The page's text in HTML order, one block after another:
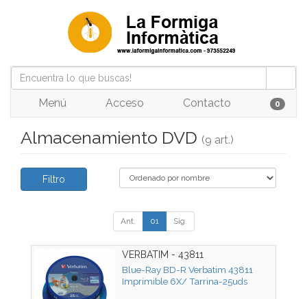
Menú Acceso Contacto 0
Almacenamiento DVD (9 art.)
Filtro
Ant. 01 Sig.
VERBATIM - 43811
Blue-Ray BD-R Verbatim 43811
Imprimible 6X/ Tarrina-25uds